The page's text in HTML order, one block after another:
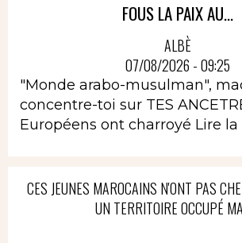
FOUS LA PAIX AU...
ALBÈ
07/08/2026 - 09:25
"Monde arabo-musulman",
concentre-toi sur TES
Européens ont charroyé Lire
CES JEUNES MAROCAINS N'ONT PAS
UN TERRITOIRE OCCUPÉ